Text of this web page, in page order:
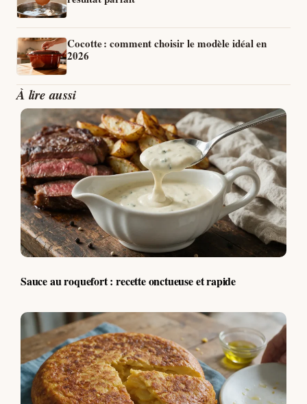
Cocotte : comment choisir le modèle idéal en
2026
À lire aussi
Sauce au roquefort : recette onctueuse et rapide